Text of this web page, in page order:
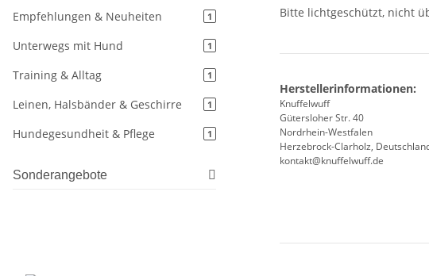
Bitte lichtgeschützt, nicht
Herstellerinformationen:
Knuffelwuff
Gütersloher Str. 40
Nordrhein-Westfalen
Herzebrock-Clarholz,
kontakt@knuffelwuff.de
Empfehlungen & Neuheiten 1
Unterwegs mit Hund 1
Training & Alltag 1
Leinen, Halsbänder & Geschirre 1
Hundegesundheit & Pflege 1
Sonderangebote